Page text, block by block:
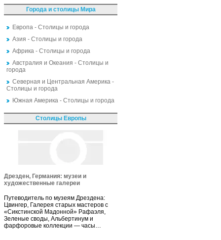
Города и столицы Мира
Европа - Столицы и города
Азия - Столицы и города
Африка - Столицы и города
Австралия и Океания - Столицы и
города
Северная и Центральная Америка -
Столицы и города
Южная Америка - Столицы и города
Столицы Европы
Дрезден, Германия: музеи и
художественные галереи
Путеводитель по музеям Дрездена:
Цвингер, Галерея старых мастеров с
«Сикстинской Мадонной» Рафаэля,
Зеленые своды, Альбертинум и
фарфоровые коллекции — часы…